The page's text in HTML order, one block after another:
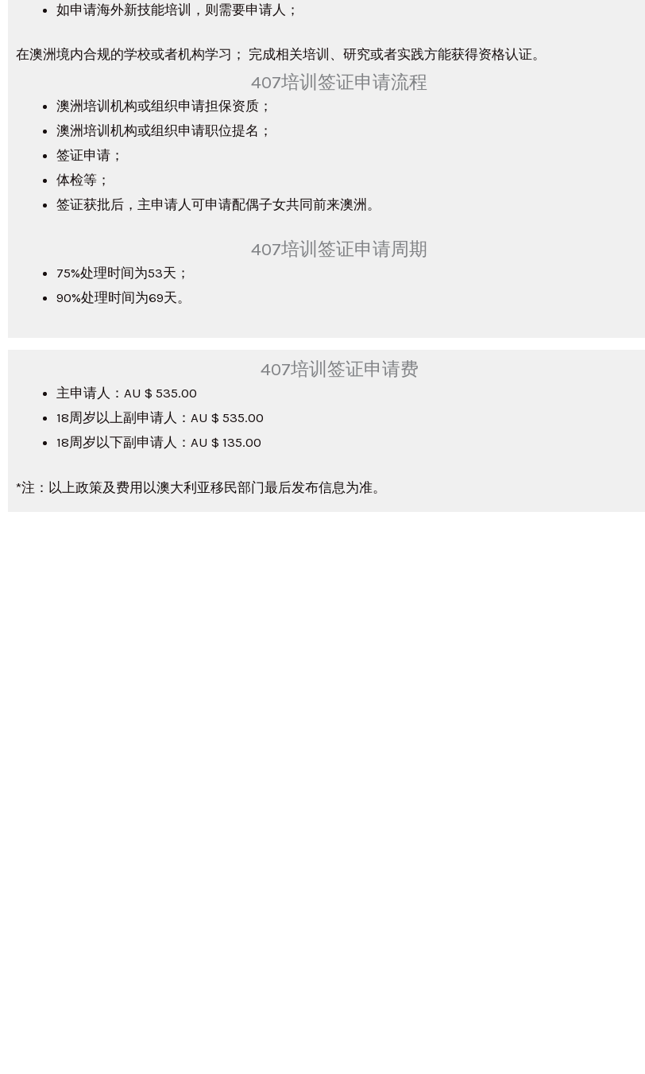
如申请海外新技能培训，则需要申请人；
在澳洲境内合规的学校或者机构学习； 完成相关培训、研究或者实践方能获得资格认证。
407培训签证申请流程
澳洲培训机构或组织申请担保资质；
澳洲培训机构或组织申请职位提名；
签证申请；
体检等；
签证获批后，主申请人可申请配偶子女共同前来澳洲。
407培训签证申请周期
75%处理时间为53天；
90%处理时间为69天。
407培训签证申请费
主申请人：AU $ 535.00
18周岁以上副申请人：AU $ 535.00
18周岁以下副申请人：AU $ 135.00
*注：以上政策及费用以澳大利亚移民部门最后发布信息为准。